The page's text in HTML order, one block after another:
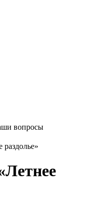
вопросы
раздолье»